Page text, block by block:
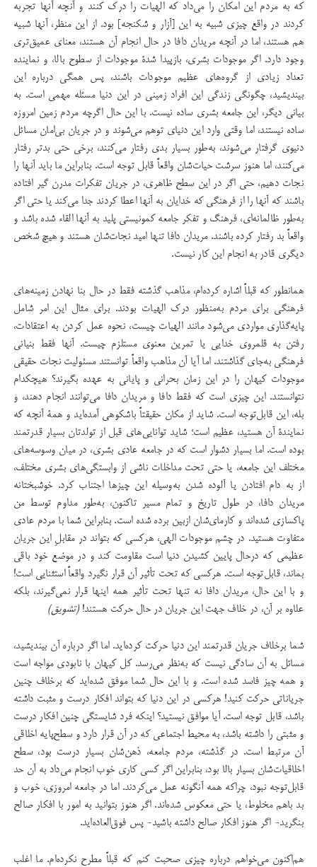
که به مردم این امکان را می‌داد که الهیات را درک کنند و آنچه آنها تجربه
کردند در واقع چیزی شبیه به این [آزار و شکنجه] بود. از این منظر، آنها شبیه
هم هستند، اما در آنچه مریدان دافا در حال انجام آن هستند، معنای عمیق‌تری
وجود دارد. اگر موجودات بشری، بازپیدا شدۀ‌ موجودات از سطوح بالا، و نماینده
تعداد زیادی از گروه‌های عظیم موجودات باشند، پس همگی درباره این
بیندیشید، چگونگی زندگی این افراد زمینی در این دنیا مسئله مهمی است. به
بیانی دیگر، این جامعه بشری ساده نیست. با این حال اگرچه مردم زمین امروزه
ساده نیستند، اما وقتی وارد این دنیای توهم می‌شوند و در جریان بی‌امان مسائل
دنیوی گرفتار می‌شوند، به‌طور بسیار بدی رفتار می‌کنند، برخی حتی بدتر رفتار
می‌کنند، اما هنوز سرشت حیات‌‌شان واقعاً قابل توجه است. بنابراین ما باید آنها را
نجات دهیم، حتی اگر در این سطح ظاهری، در جریان تفکرات مدرن گیر افتاده
باشند که آنها را از فرهنگی که خدایان به آنها اعطا کردند جدا می‌کند یا حتی اگر
به‌طور ظالمانه‌ای، فرهنگ و تفکر جامعه کمونیستی پلید به آنها القاء شده باشد و
واقعاً بد رفتار ‌کرده باشند. مریدان دافا تنها امید نجات‌شان هستند و هیچ شخص
دیگری قادر به انجام این کار نیست.
همانطور که قبلاً اشاره کرده‌ام، مذاهب گذشته فقط در حال بنا نهادن زمینه‌های
فرهنگی برای مردم به‌منظور درک الهیات بودند. برای مثال این امر شامل
پایه‌گذاری مواردی می‌شود مانند الهیات چیست، نحوه عمل کردن به اعتقادات،
رفتن به قلمروی خدایی یا تمرین معنوی مستلزم چیست. آنها فقط بنیانی
فرهنگی به‌جای گذاشتند. اما آیا آن مذاهب واقعاً توانستند مسئولیت نجات حقیقی
موجودات کیهان را در این زمان بحرانی و پایانی به عهده بگیرند؟ هیچکدام
نتوانستند. این چیزی است که فقط دافا و مریدان دافا می‌توانند انجام دهند، و
بله، این قابل‌توجه است. شاید از مکان حقیقتاً باشکوهی آمده‌اید و همۀ آنچه که
نمایندۀ آن هستید، عظیم است؛ شاید توانایی‌های قبل از تولدتان بسیار قدرتمند
بوده است. اما بسیار دشوار است که در جامعه عادی بشری، در میان وسوسه‌های
مختلف این جامعه، یا حتی تحت مداخلات ناشی از وابستگی‌های بشری مختلف،
از به دام افتادن یا آلوده شدن به‌وسیله این چیزها اجتناب کرد. خوشبختانه
مریدان دافا، در طول تاریخ و تمام مسیر تاکنون، به‌طور مداوم توسط من
پاکسازی شده‌اند و کارمای‌شان ازبین برده شده است. بنابراین شما با مردم عادی
متفاوت هستید. در چشم موجودات الهی، هرکسی که بتواند در مقابلِ این جریان
عظیمی که درحال پایین کشیدن دنیا است مقاومت کند و در موضع خود باقی
بماند، قابل‌توجه است. هرکسی که تحت تأثیر آن قرار نگیرد واقعاً استثنایی است!
و با این حال، مریدان دافا نه تنها تحت تأثیر همه اینها قرار نمی‌گیرند، بلکه
علاوه بر آن، در خلاف جهت این جریان در حال حرکت هستند!(تشویق)
شما برخلاف جریان قدرتمند این دنیا حرکت کرده‌اید. اما اگر درباره آن بیندیشید،
مسائل به آن سادگی نیست که به‌نظر می‌رسد. کل کیهان با نابودی مواجه است
و همه چیز فاسد شده است. و با این حال شما موفق شده‌اید که برخلاف چنین
جریاناتی حرکت کنید! هرکسی در این دنیا که بتواند افکار درست و مثبت داشته
باشد، قابل توجه است. آیا موافق نیستید؟ اینکه فرد شایستگی چنین افکار درست
و مثبتی را داشته باشد، به محیط اجتماعی که در آن قرار دارد و سطح‌پایه‌ اخلاقی
آن مرتبط است. در گذشته، مردم جامعه، ذهن‌شان بسیار درست بود، سطح
اخلاقیات‌شان بسیار بالا بود، بنابراین اگر کسی کاری خوب انجام می‌داد به آن حد
قابل‌توجه نبود، چراکه همه آنگونه عمل می‌کردند. اما در جامعه امروزی، خوب و
بد باهم مخلوط، یا حتی معکوس شده‌اند. اگر هنوز بتوانید به امور با افکار صالح
بنگرید- اگر هنوز افکار صالح داشته باشید- پس فوق‌العاده‌اید.
هم‌اکنون می‌خواهم درباره چیزی صحبت کنم که قبلاً مطرح نکرده‌ام. ما اغلب